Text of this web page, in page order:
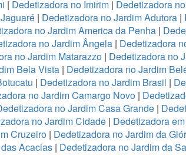
| Dedetizadora no Imirim | Dedetizadora
| Dedetizadora no Jardim Adutora |
no Jardim America da Penha |
no Jardim Ângela | Dedetizadora
no Jardim Matarazzo| Dedetizadora no
Bela Vista| Dedetizadora no Jardim
| Dedetizadora no Jardim Brasil |
no Jardim Camargo Novo |
no Jardim Casa Grande|
no Jardim Cidade| Dedetizadora
Cruzeiro| Dedetizadora no Jardim da
Acacias | Dedetizadora no Jardim da